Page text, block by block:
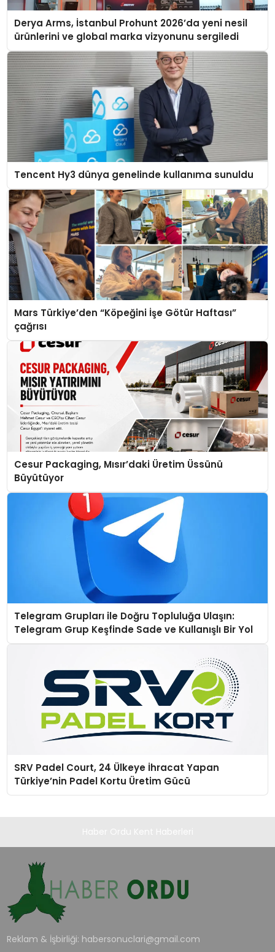
Derya Arms, İstanbul Prohunt 2026’da yeni nesil
ürünlerini ve global marka vizyonunu sergiledi
Tencent Hy3 dünya genelinde kullanıma sunuldu
Mars Türkiye’den “Köpeğini İşe Götür Haftası”
çağrısı
Cesur Packaging, Mısır’daki Üretim Üssünü
Büyütüyor
Telegram Grupları ile Doğru Topluluğa Ulaşın:
Telegram Grup Keşfinde Sade ve Kullanışlı Bir Yol
SRV Padel Court, 24 Ülkeye İhracat Yapan
Türkiye’nin Padel Kortu Üretim Gücü
Reklam & İşbirliği: habersonuclari@gmail.com